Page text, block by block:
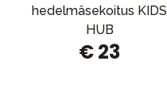
hedelmäsekoitus KIDS
HUB
€ 23